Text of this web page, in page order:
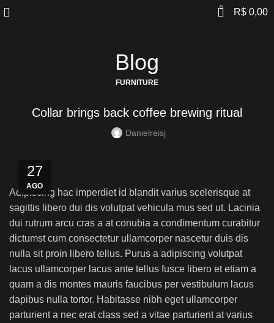
0 R$ 0,00
Blog
FURNITURE
Collar brings back coffee brewing ritual
Danielreisj
27
AGO
Adipiscing hac imperdiet id blandit varius scelerisque at
sagittis libero dui dis volutpat vehicula mus sed ut. Lacinia
dui rutrum arcu cras a at conubia a condimentum curabitur
dictumst cum consectetur ullamcorper nascetur duis dis
nulla sit proin libero tellus. Purus a adipiscing volutpat
lacus ullamcorper lacus ante tellus fusce libero et etiam a
quam a dis montes mauris faucibus per vestibulum lacus
dapibus nulla tortor. Habitasse nibh eget ullamcorper
parturient a nec erat class sed a vitae parturient at varius